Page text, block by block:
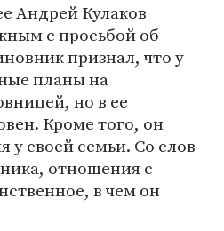
Андрей Кулаков
с просьбой об
признал, что у
планы на
но в ее
Кроме того, он
своей семьи. Со слов
отношения с
в чем он